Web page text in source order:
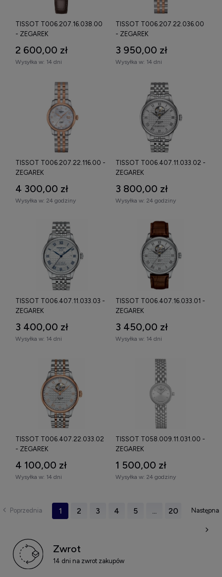
TISSOT T006.207.16.038.00
- ZEGAREK
2 600,00 zł
Wysyłka w: 14 dni
TISSOT T006.207.22.036.00
- ZEGAREK
3 950,00 zł
Wysyłka w: 14 dni
TISSOT T006.207.22.116.00 -
ZEGAREK
4 300,00 zł
Wysyłka w: 24 godziny
TISSOT T006.407.11.033.02 -
ZEGAREK
3 800,00 zł
Wysyłka w: 24 godziny
TISSOT T006.407.11.033.03 -
ZEGAREK
3 400,00 zł
Wysyłka w: 14 dni
TISSOT T006.407.16.033.01 -
ZEGAREK
3 450,00 zł
Wysyłka w: 14 dni
TISSOT T006.407.22.033.02
- ZEGAREK
4 100,00 zł
Wysyłka w: 14 dni
TISSOT T058.009.11.031.00 -
ZEGAREK
1 500,00 zł
Wysyłka w: 24 godziny
1 2 3 4 5 ... 20
Zwrot
14 dni na zwrot zakupów